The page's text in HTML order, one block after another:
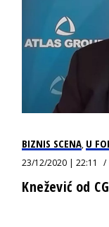
BIZNIS SCENA, U
23/12/2020 | 22:11
Knežević od